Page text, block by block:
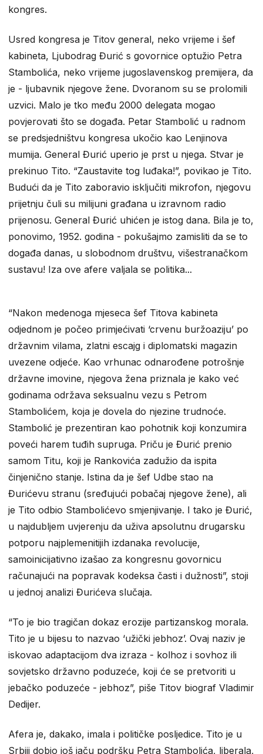
kongres.
Usred kongresa je Titov general, neko vrijeme i šef
kabineta, Ljubodrag Đurić s govornice optužio Petra
Stambolića, neko vrijeme jugoslavenskog premijera, da
je - ljubavnik njegove žene. Dvoranom su se prolomili
uzvici. Malo je tko među 2000 delegata mogao
povjerovati što se događa. Petar Stambolić u radnom
se predsjedništvu kongresa ukočio kao Lenjinova
mumija. General Đurić uperio je prst u njega. Stvar je
prekinuo Tito. “Zaustavite tog luđaka!”, povikao je Tito.
Budući da je Tito zaboravio isključiti mikrofon, njegovu
prijetnju čuli su milijuni građana u izravnom radio
prijenosu. General Đurić uhićen je istog dana. Bila je to,
ponovimo, 1952. godina - pokušajmo zamisliti da se to
događa danas, u slobodnom društvu, višestranačkom
sustavu! Iza ove afere valjala se politika...
“Nakon medenoga mjeseca šef Titova kabineta
odjednom je počeo primjećivati ‘crvenu buržoaziju’ po
državnim vilama, zlatni escajg i diplomatski magazin
uvezene odjeće. Kao vrhunac odnarođene potrošnje
državne imovine, njegova žena priznala je kako već
godinama održava seksualnu vezu s Petrom
Stambolićem, koja je dovela do njezine trudnoće.
Stambolić je prezentiran kao pohotnik koji konzumira
poveći harem tuđih supruga. Priču je Đurić prenio
samom Titu, koji je Rankovića zadužio da ispita
činjenično stanje. Istina da je šef Udbe stao na
Đurićevu stranu (sređujući pobačaj njegove žene), ali
je Tito odbio Stambolićevo smjenjivanje. I tako je Đurić,
u najdubljem uvjerenju da uživa apsolutnu drugarsku
potporu najplemenitijih izdanaka revolucije,
samoinicijativno izašao za kongresnu govornicu
računajući na popravak kodeksa časti i dužnosti”, stoji
u jednoj analizi Đurićeva slučaja.
“To je bio tragičan dokaz erozije partizanskog morala.
Tito je u bijesu to nazvao ‘užički jebhoz’. Ovaj naziv je
iskovao adaptacijom dva izraza - kolhoz i sovhoz ili
sovjetsko državno poduzeće, koji će se pretvoriti u
jebačko poduzeće - jebhoz”, piše Titov biograf Vladimir
Dedijer.
Afera je, dakako, imala i političke posljedice. Tito je u
Srbiji dobio još jaču podršku Petra Stambolića, liberala,